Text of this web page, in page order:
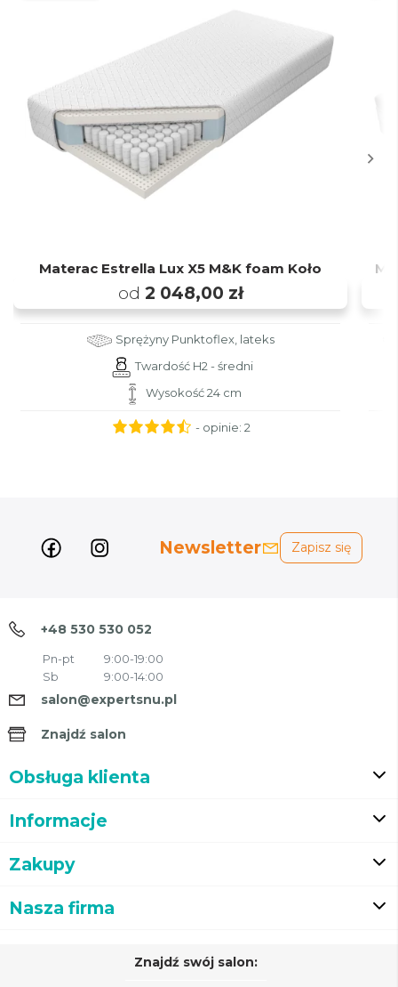
Materac Estrella Lux X5 M&K foam Koło
od 2 048,00 zł
Sprężyny Punktoflex, lateks
Twardość H2 - średni
Wysokość 24 cm
- opinie: 2
Newsletter Zapisz się
+48 530 530 052
Pn-pt
9:00-19:00
Sb
9:00-14:00
salon@expertsnu.pl
Znajdź salon
Obsługa klienta
Informacje
Zakupy
Nasza firma
Znajdź swój salon: